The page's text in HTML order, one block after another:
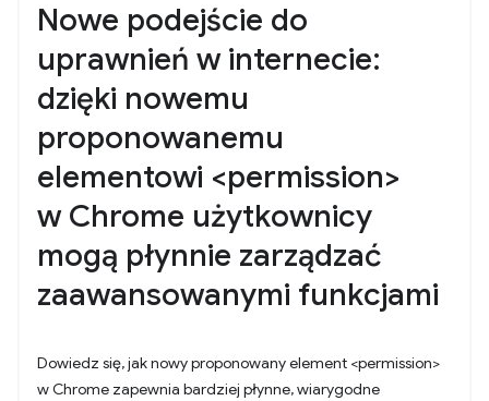
Nowe podejście do
uprawnień w internecie:
dzięki nowemu
proponowanemu
elementowi <permission>
w Chrome użytkownicy
mogą płynnie zarządzać
zaawansowanymi funkcjami
Dowiedz się, jak nowy proponowany element <permission>
w Chrome zapewnia bardziej płynne, wiarygodne